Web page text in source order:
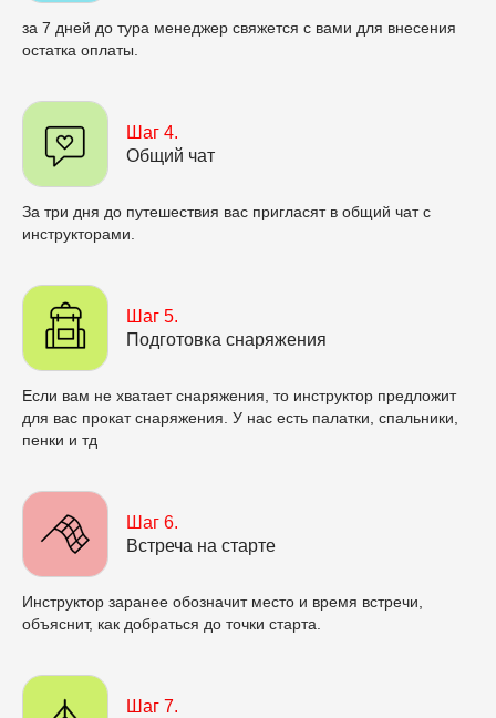
за 7 дней до тура менеджер свяжется с вами для внесения
остатка оплаты.
Шаг 4.
Общий чат
За три дня до путешествия вас пригласят в общий чат с
инструкторами.
Шаг 5.
Подготовка снаряжения
Если вам не хватает снаряжения, то инструктор предложит
для вас прокат снаряжения. У нас есть палатки, спальники,
пенки и тд
Шаг 6.
Встреча на старте
Инструктор заранее обозначит место и время встречи,
объяснит, как добраться до точки старта.
Шаг 7.